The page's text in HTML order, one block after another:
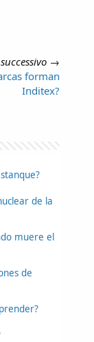
→
forman
Inditex?
de la
muere el
de